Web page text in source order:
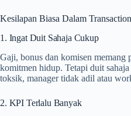
Kesilapan Biasa Dalam
1. Ingat Duit Sahaja Cukup
Gaji, bonus dan komisen memang
komitmen hidup. Tetapi duit
toksik, manager tidak adil atau
2. KPI Terlalu Banyak